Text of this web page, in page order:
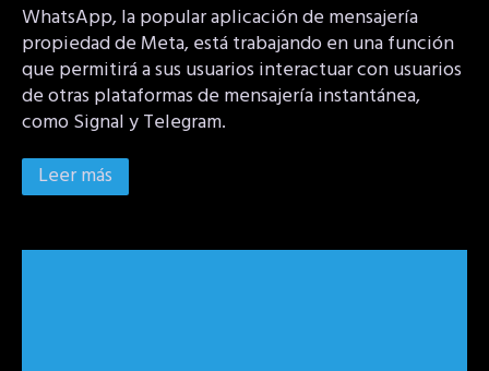
WhatsApp, la popular aplicación de mensajería
propiedad de Meta, está trabajando en una función
que permitirá a sus usuarios interactuar con usuarios
de otras plataformas de mensajería instantánea,
como Signal y Telegram.
Leer más